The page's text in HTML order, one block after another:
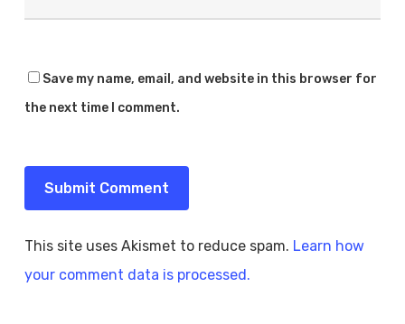
Save my name, email, and website in this browser for
the next time I comment.
This site uses Akismet to reduce spam. Learn how
your comment data is processed.